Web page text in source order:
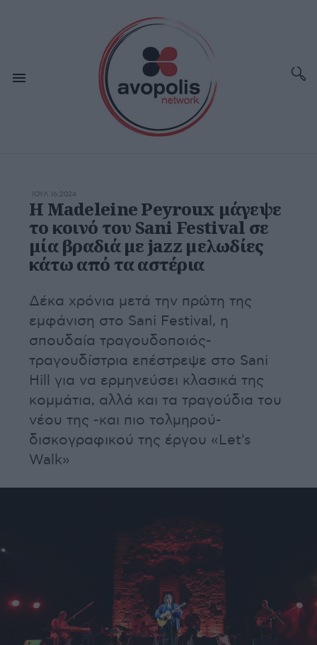
ΙΟΥΛ 16,2024
Η Madeleine Peyroux μάγεψε
το κοινό του Sani Festival σε
μία βραδιά με jazz μελωδίες
κάτω από τα αστέρια
Δέκα χρόνια μετά την πρώτη της
εμφάνιση στο Sani Festival, η
σπουδαία τραγουδοποιός-
τραγουδίστρια επέστρεψε στο Sani
Hill για να ερμηνεύσει κλασικά της
κομμάτια, αλλά και τα τραγούδια του
νέου της -και πιο τολμηρού-
δισκογραφικού της έργου «Let's
Walk»